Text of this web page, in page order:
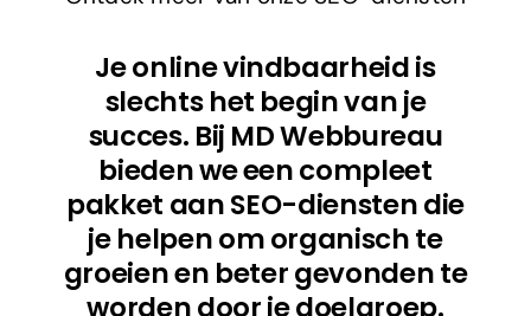
Je online vindbaarheid is
slechts het begin van je
succes. Bij MD Webbureau
bieden we een compleet
pakket aan SEO-diensten die
je helpen om organisch te
groeien en beter gevonden te
worden door je doelgroep.